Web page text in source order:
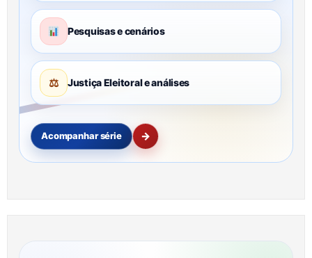
Pesquisas e cenários
⚖ Justiça Eleitoral e análises
Acompanhar série →